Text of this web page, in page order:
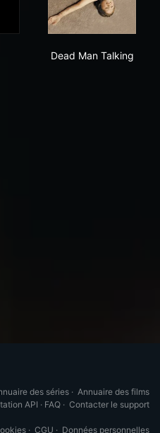
Dead Man Talking
des séries · Annuaire des films
API · FAQ · Contacter le support
· CGU · Données personnelles